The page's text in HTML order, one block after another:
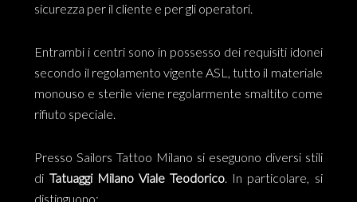
sicurezza per il cliente e per gli operatori.
Entrambi i centri sono in possesso dei requisiti idonei
secondo il regolamento vigente ASL, tutto il materiale
monouso e sterile viene regolarmente smaltito come
rifiuto speciale.
Presso Sailors Tattoo Milano si eseguono diversi stili
di Tatuaggi Milano Viale Teodorico. In particolare, si
distinguono: